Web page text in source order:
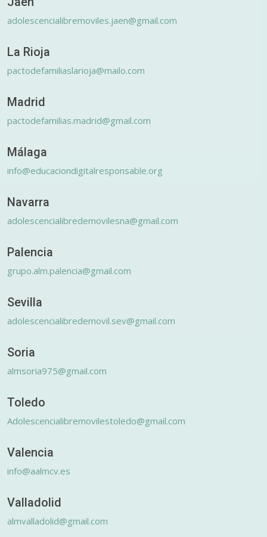
adolescencialibremoviles.jaen@gmail.com
La Rioja
pactodefamiliaslarioja@mailo.com
Madrid
pactodefamilias.madrid@gmail.com
Málaga
info@educaciondigitalresponsable.org
Navarra
adolescencialibredemovilesna@gmail.com
Palencia
grupo.alm.palencia@gmail.com
Sevilla
adolescencialibredemovil.sev@gmail.com
Soria
almsoria975@gmail.com
Toledo
Adolescencialibremovilestoledo@gmail.com
Valencia
info@aalmcv.es
Valladolid
almvalladolid@gmail.com